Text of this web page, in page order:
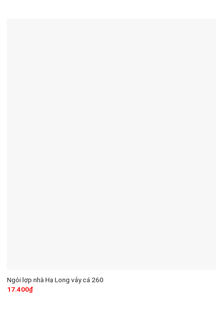
Ngói lợp nhà Hạ Long vảy cá 260
17.400₫